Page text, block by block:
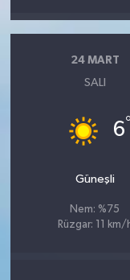
24 MART
SALI
6°
Güneşli
Nem: %75
Rüzgar: 11 km/